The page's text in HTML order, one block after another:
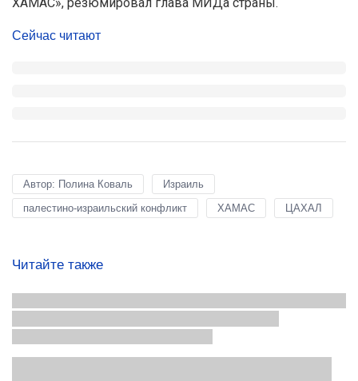
ХАМАС», резюмировал глава МИДа страны.
Сейчас читают
Автор: Полина Коваль
Израиль
палестино-израильский конфликт
ХАМАС ЦАХАЛ
Читайте также